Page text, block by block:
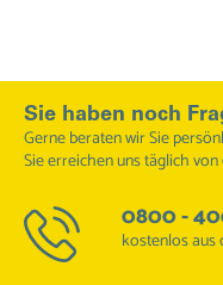
Sie haben noch
Gerne beraten wir Sie
Sie erreichen uns täglich
0800 -
kostenlos aus